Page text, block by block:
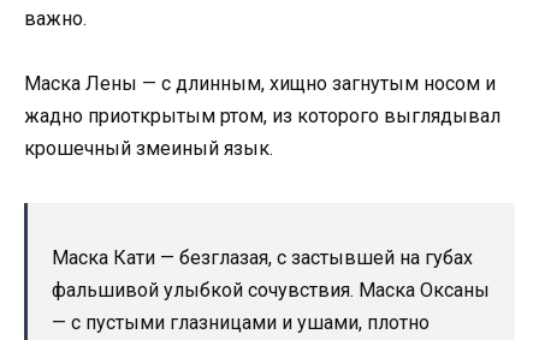
важно.
Маска Лены — с длинным, хищно загнутым носом и
жадно приоткрытым ртом, из которого выглядывал
крошечный змеиный язык.
Маска Кати — безглазая, с застывшей на губах
фальшивой улыбкой сочувствия. Маска Оксаны
— с пустыми глазницами и ушами, плотно